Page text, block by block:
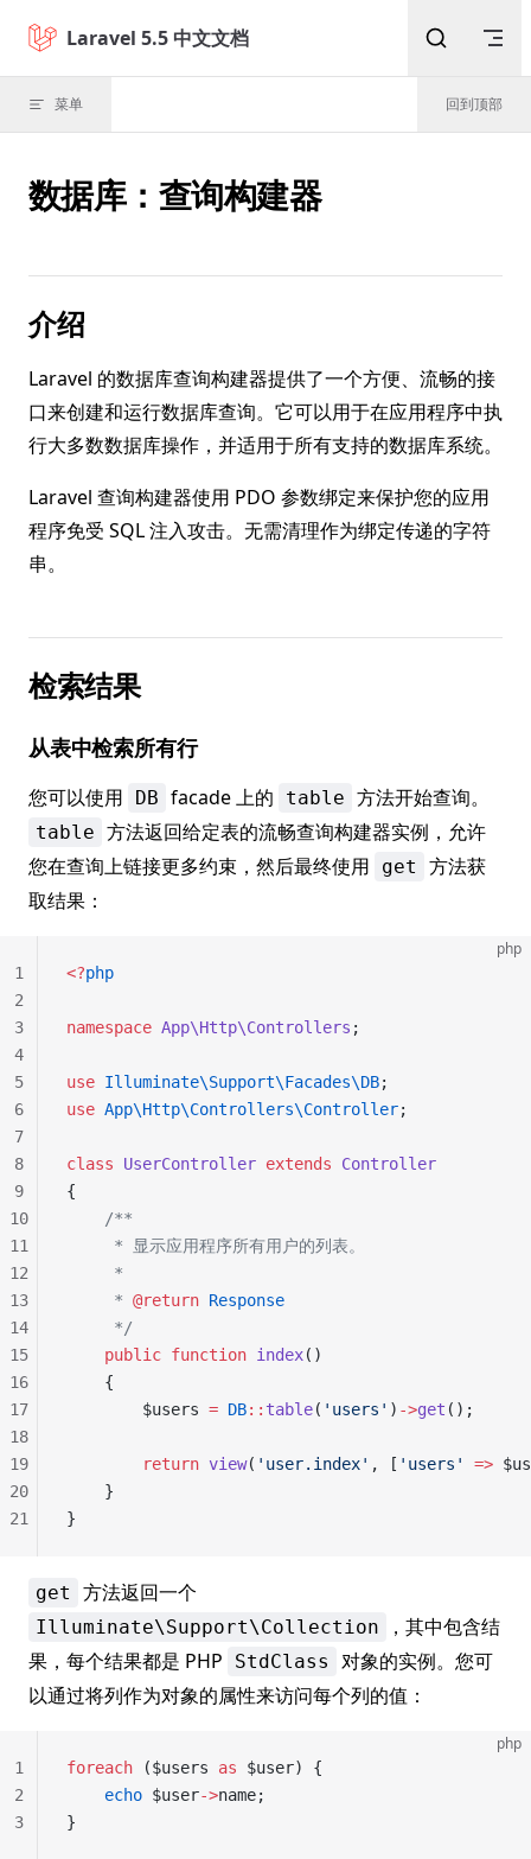
Skip to content
Laravel 5.5 中文文档
菜单 回到顶部
数据库：查询构建器
介绍
Laravel 的数据库查询构建器提供了一个方便、流畅的接
口来创建和运行数据库查询。它可以用于在应用程序中执
行大多数数据库操作，并适用于所有支持的数据库系统。
Laravel 查询构建器使用 PDO 参数绑定来保护您的应用
程序免受 SQL 注入攻击。无需清理作为绑定传递的字符
串。
检索结果
从表中检索所有行
您可以使用 DB facade 上的 table 方法开始查询。
table 方法返回给定表的流畅查询构建器实例，允许
您在查询上链接更多约束，然后最终使用
get
方法获
取结果：
php
<?php
namespace App\Http\Controllers ;
use Illuminate\Support\Facades\DB;
use App\Http\Controllers\Controller;
class UserController extends Controller
{
    /**
     * 显示应用程序所有用户的列表。
     *
     *
@return Response
     */
    public
function index()
    {
        $users
= DB:: table( 'users' ) ->get ();
        return
view( 'user.index' , [ 'users' =>
    }
}
1
2
3
4
5
6
7
8
9
10
11
12
13
14
15
16
17
18
19
20
21
get 方法返回一个
Illuminate\Support\Collection
，其中包含结
果，每个结果都是 PHP
StdClass
对象的实例。您可
以通过将列作为对象的属性来访问每个列的值：
php
foreach ($users as $user) {
    echo
$user->name;
}
1
2
3